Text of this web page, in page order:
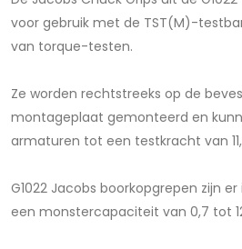
voor gebruik met de TST(M)-
van torque-testen.
Ze worden rechtstreeks op de
montageplaat gemonteerd en
armaturen tot een testkracht van
G1022 Jacobs boorkopgrepen zijn
een monstercapaciteit van 0,7 tot